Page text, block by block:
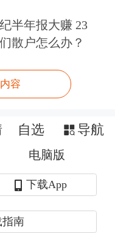
《金融时报》
数29日报收于
日上涨46.12
国巴黎股市
为0.24%；德
半年报大赚 23
散户怎么办？
容
自选 导航
电脑版
下载App
指南